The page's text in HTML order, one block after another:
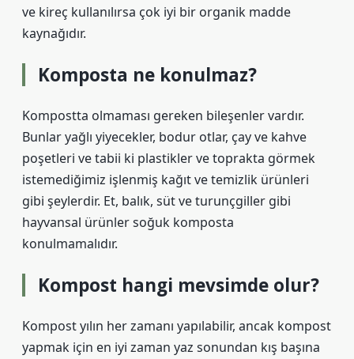
ve kireç kullanılırsa çok iyi bir organik madde
kaynağıdır.
Komposta ne konulmaz?
Kompostta olmaması gereken bileşenler vardır.
Bunlar yağlı yiyecekler, bodur otlar, çay ve kahve
poşetleri ve tabii ki plastikler ve toprakta görmek
istemediğimiz işlenmiş kağıt ve temizlik ürünleri
gibi şeylerdir. Et, balık, süt ve turunçgiller gibi
hayvansal ürünler soğuk komposta
konulmamalıdır.
Kompost hangi mevsimde olur?
Kompost yılın her zamanı yapılabilir, ancak kompost
yapmak için en iyi zaman yaz sonundan kış başına